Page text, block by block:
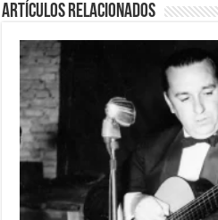
Artículos Relacionados